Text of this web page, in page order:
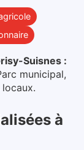
Suisnes :
municipal,
locaux.
à